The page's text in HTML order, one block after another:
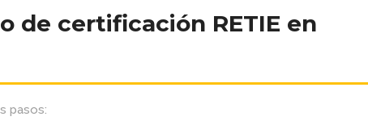
de certificación RETIE en
pasos: